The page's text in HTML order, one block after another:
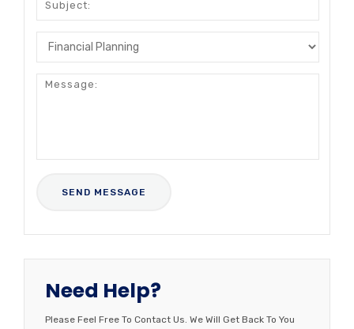
Need Help?
Please Feel Free To Contact Us. We Will Get Back To You